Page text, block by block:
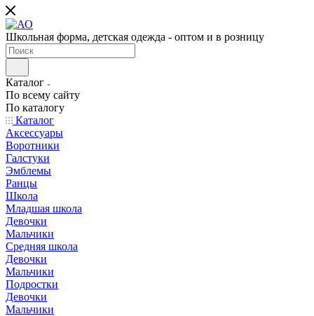
Школьная форма, детская одежда - оптом и в розницу
Каталог
По всему сайту
По каталогу
Каталог
Аксессуары
Воротники
Галстуки
Эмблемы
Ранцы
Школа
Младшая школа
Девочки
Мальчики
Средняя школа
Девочки
Мальчики
Подростки
Девочки
Мальчики